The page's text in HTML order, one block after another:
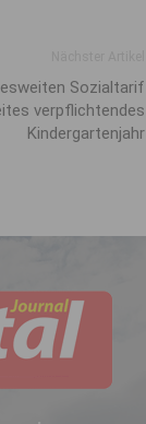
Sozialtarif
verpflichtendes
Kindergartenjahr